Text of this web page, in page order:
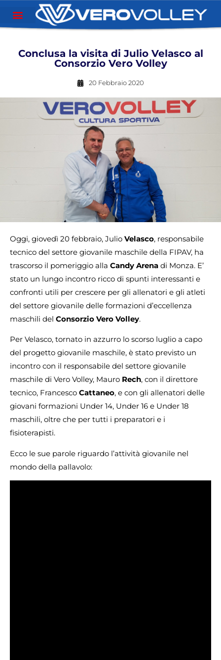
Conclusa la visita di Julio Velasco al
Consorzio Vero Volley
20 Febbraio 2020
Oggi, giovedì 20 febbraio, Julio Velasco, responsabile
tecnico del settore giovanile maschile della FIPAV, ha
trascorso il pomeriggio alla Candy Arena di Monza. E’
stato un lungo incontro ricco di spunti interessanti e
confronti utili per crescere per gli allenatori e gli atleti
del settore giovanile delle formazioni d’eccellenza
maschili del Consorzio Vero Volley.
Per Velasco, tornato in azzurro lo scorso luglio a capo
del progetto giovanile maschile, è stato previsto un
incontro con il responsabile del settore giovanile
maschile di Vero Volley, Mauro Rech, con il direttore
tecnico, Francesco Cattaneo, e con gli allenatori delle
giovani formazioni Under 14, Under 16 e Under 18
maschili, oltre che per tutti i preparatori e i
fisioterapisti.
Ecco le sue parole riguardo l’attività giovanile nel
mondo della pallavolo: